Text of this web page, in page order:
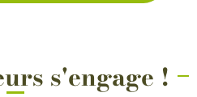
s'engage !